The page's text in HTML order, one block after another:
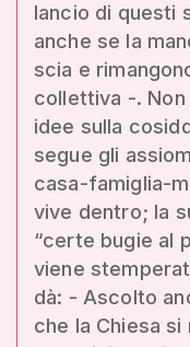
lancio di questi
anche se la
scia e
collettiva -.
idee sulla
segue gli
casa-famiglia-
vive dentro; la
“certe bugie al
viene
dà: - Ascolto
che la Chiesa